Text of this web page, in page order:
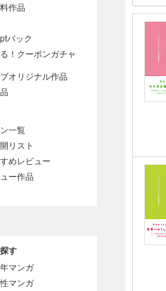
作品
バック
！クーポンガチャ
オリジナル作品
一覧
リスト
めレビュー
ー作品
す
マンガ
マンガ